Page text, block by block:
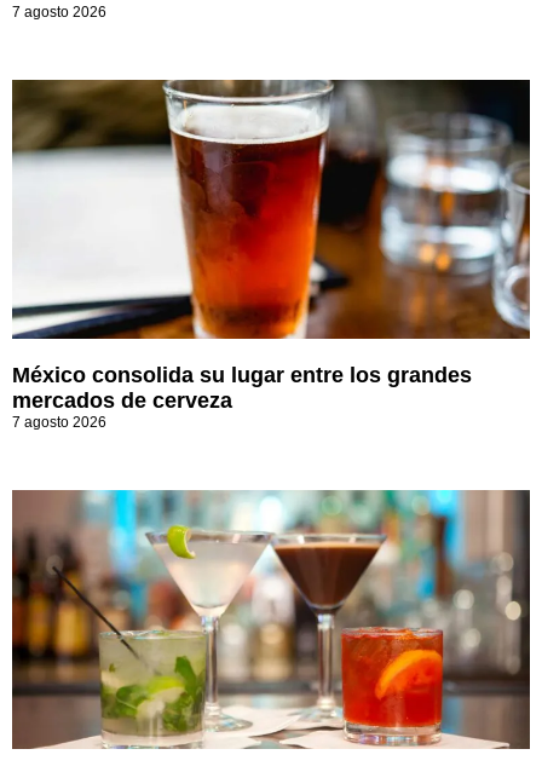
7 agosto 2026
México consolida su lugar entre los grandes
mercados de cerveza
7 agosto 2026